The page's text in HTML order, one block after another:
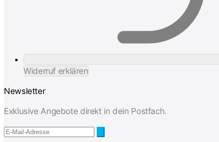
Widerruf erklären
Newsletter
Exklusive Angebote direkt in dein Postfach.